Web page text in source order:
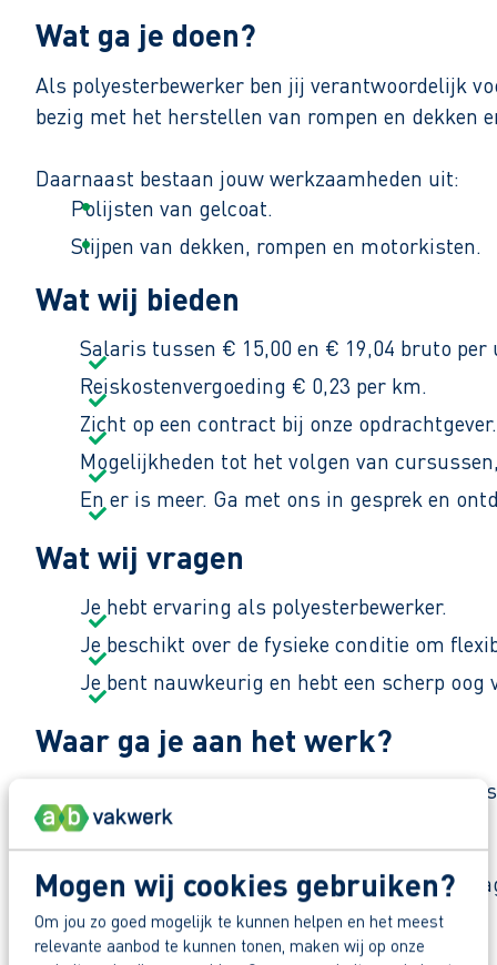
Mogen wij cookies gebruiken?
Om jou zo goed mogelijk te kunnen helpen en het meest
relevante aanbod te kunnen tonen, maken wij op onze
Wat ga je doen?
Als polyesterbewerker ben jij verantwoordelijk
bezig met het herstellen van rompen en dekken
Daarnaast bestaan jouw werkzaamheden uit:
Polijsten van gelcoat.
Slijpen van dekken, rompen en motorkisten.
Onderhouden van de mallen.
Wat wij bieden
Salaris tussen € 15,00 en € 19,04 bruto
Reiskostenvergoeding € 0,23 per km.
Zicht op een contract bij onze opdrachtgever.
Mogelijkheden tot het volgen van
En er is meer. Ga met ons in gesprek en
Wat wij vragen
Je hebt ervaring als polyesterbewerker.
Je beschikt over de fysieke conditie om
Je bent nauwkeurig en hebt een scherp
Waar ga je aan het werk?
Je gaat aan de slag bij een bedrijf dat
Zo maak je werk van jouw toekomst
Reageer nu op deze vacature. Al binnen 1
Waarom solliciteren via AB Vakwerk?